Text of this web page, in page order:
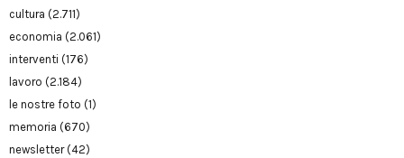
cultura (2.711)
economia (2.061)
interventi (176)
lavoro (2.184)
le nostre foto (1)
memoria (670)
newsletter(42)